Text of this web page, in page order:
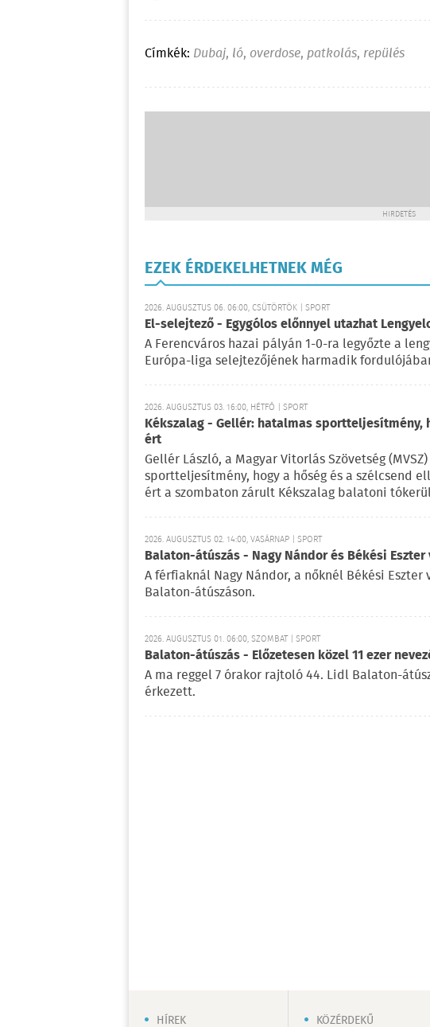
Címkék: Dubaj, ló, overdose, patkolás, repülés
HIRDETÉS
EZEK ÉRDEKELHETNEK MÉG
2026. AUGUSZTUS 06. 06:00, CSÜTÖRTÖK | SPORT
El-selejtező - Egygólos előnnyel utazhat
A Ferencváros hazai pályán 1-0-ra legyőzte a
Európa-liga selejtezőjének harmadik
2026. AUGUSZTUS 03. 16:00, HÉTFŐ | SPORT
Kékszalag - Gellér: hatalmas
ért
Gellér László, a Magyar Vitorlás Szövetség
sportteljesítmény, hogy a hőség és a szélcsend
ért a szombaton zárult Kékszalag balatoni
2026. AUGUSZTUS 02. 14:00, VASÁRNAP | SPORT
Balaton-átúszás - Nagy Nándor és Békési
A férfiaknál Nagy Nándor, a nőknél Békési
Balaton-átúszáson.
2026. AUGUSZTUS 01. 06:00, SZOMBAT | SPORT
Balaton-átúszás - Előzetesen közel 11 ezer
A ma reggel 7 órakor rajtoló 44. Lidl Balaton-
érkezett.
HÍREK KÖZÉRDEKŰ